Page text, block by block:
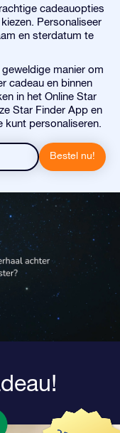
cadeauopties
Personaliseer
en sterdatum te
manier om
cadeau en binnen
in het Online Star
Star Finder App en
kunt personaliseren.
Bestel nu!